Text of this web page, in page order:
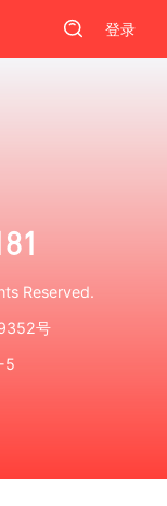
登录
Reserved.
号
5